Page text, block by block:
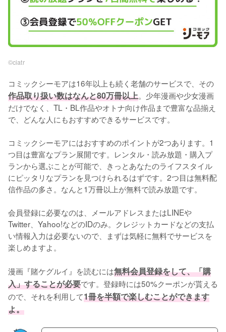
©︎ciatr
コミックシーモアは16年以上も続く老舗のサービスで、その
作品取り扱い数はなんと80万冊以上。少年漫画や少女漫画
だけでなく、TL・BL作品やオトナ向け作品まで豊富な品揃え
で、どんな人にもおすすめできるサービスです。
コミックシーモアにはおすすめのポイントが2つあります。1
つ目は豊富なプラン展開です。レンタル・読み放題・購入プ
ランから選ぶことが可能で、きっとあなたのライフスタイル
にピッタリなプランを見つけられるはずです。2つ目は無料配
信作品の多さ。なんと1万冊以上が無料で読み放題です。
会員登録に必要なのは、メールアドレスまたはLINEや
Twitter、Yahoo!などのIDのみ。クレジットカードなどの支払
い情報入力は必要ないので、まずは気軽に無料でサービスを
楽しめますよ。
漫画『賭ケグルイ』を読むには無料会員登録をして、「購
入」することが必要です。登録時には50%クーポンが貰える
ので、それを利用して1冊を半額で楽しむことができます
よ。